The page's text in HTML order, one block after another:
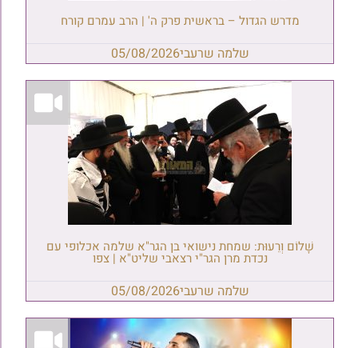
מדרש הגדול – בראשית פרק ה' | הרב עמרם קורח
שלמה שרעבי05/08/2026
שָׁלוֹם וְרֵעוּת: שמחת נישואי בן הגר"א שלמה אכלופי עם
נכדת מרן הגר"י רצאבי שליט"א | צפו
שלמה שרעבי05/08/2026